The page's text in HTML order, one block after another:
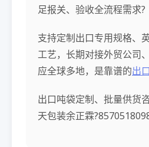
足报关、验收全流程需求?
支持定制出口专用规格、
工艺，长期对接外贸公司
应全球多地，是靠谱的出
出口吨袋定制、批量供货
天包装余正霖